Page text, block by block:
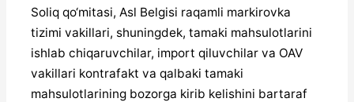
Soliq qo‘mitasi, Asl Belgisi raqamli markirovka
tizimi vakillari, shuningdek, tamaki mahsulotlarini
ishlab chiqaruvchilar, import qiluvchilar va OAV
vakillari kontrafakt va qalbaki tamaki
mahsulotlarining bozorga kirib kelishini bartaraf